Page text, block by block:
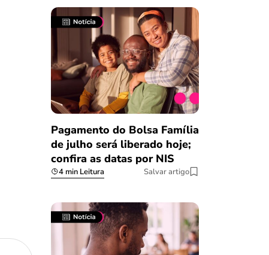
Pagamento do Bolsa Família
de julho será liberado hoje;
confira as datas por NIS
4 min Leitura Salvar artigo